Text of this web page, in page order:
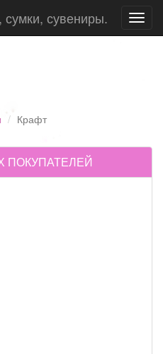
сумки, сувениры.
Крафт
ПОКУПАТЕЛЕЙ